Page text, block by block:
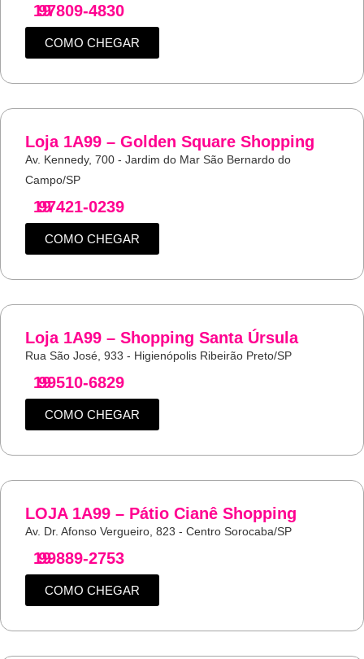
19
97809-4830
COMO CHEGAR
Loja 1A99 – Golden Square Shopping
Av. Kennedy, 700 - Jardim do Mar São Bernardo do
Campo/SP
19
97421-0239
COMO CHEGAR
Loja 1A99 – Shopping Santa Úrsula
Rua São José, 933 - Higienópolis Ribeirão Preto/SP
19
99510-6829
COMO CHEGAR
LOJA 1A99 – Pátio Cianê Shopping
Av. Dr. Afonso Vergueiro, 823 - Centro Sorocaba/SP
19
99889-2753
COMO CHEGAR